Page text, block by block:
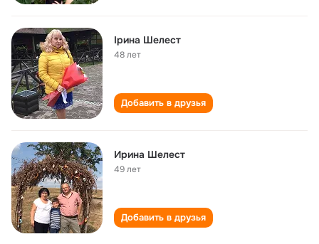
Ірина Шелест
48 лет
Добавить в друзья
Ирина Шелест
49 лет
Добавить в друзья